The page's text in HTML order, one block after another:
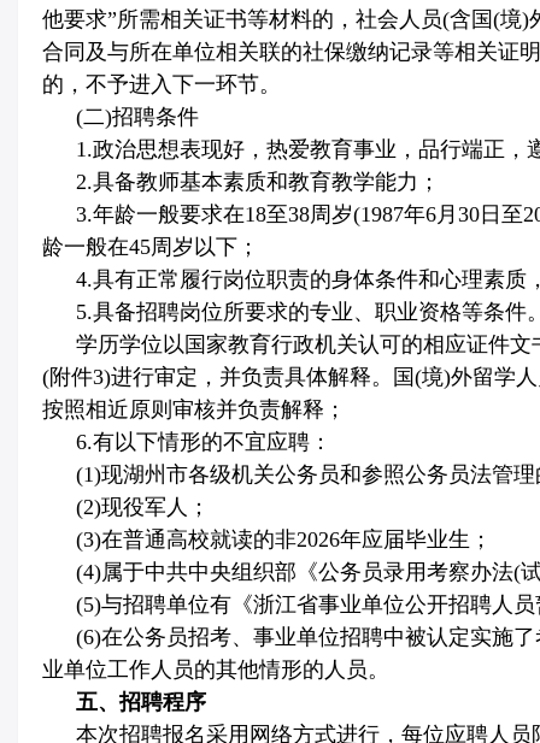
他要求”所需相关证书等材料的，社会人员(含国(境)
合同及与所在单位相关联的社保缴纳记录等相关证
的，不予进入下一环节。
(二)招聘条件
1.政治思想表现好，热爱教育事业，品行端正
2.具备教师基本素质和教育教学能力；
3.年龄一般要求在18至38周岁(1987年6月 30 日至
龄一般在45周岁以下；
4.具有正常履行岗位职责的身体条件和心理素质
5.具备招聘岗位所要求的专业、职业资格等条件
学历学位以国家教育行政机关认可的相应证件
(附件3)进行审定，并负责具体解释。国(境)外留学
按照相近原则审核并负责解释；
6.有以下情形的不宜应聘：
(1)现湖州市各级机关公务员和参照公务员法管
(2)现役军人；
(3)在普通高校就读的非2026年应届毕业生；
(4)属于中共中央组织部《公务员录用考察办法(
(5)与招聘单位有《浙江省事业单位公开招聘人
(6)在公务员招考、事业单位招聘中被认定实施
业单位工作人员的其他情形的人员。
五、招聘程序
本次招聘报名采用网络方式进行，每位应聘人